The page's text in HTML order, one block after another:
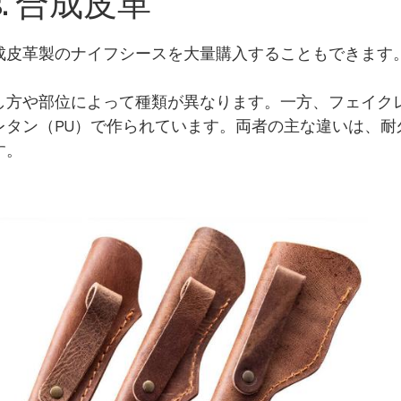
革製のナイフシースを大量購入することもできます。
や部位によって種類が異なります。一方、フェイク
ン（PU）で作られています。両者の主な違いは、耐